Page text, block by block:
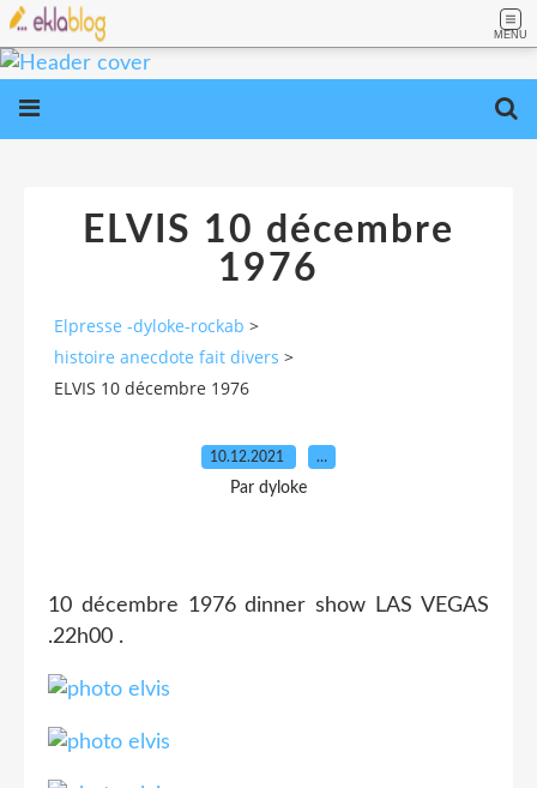
MENU
ELVIS 10 décembre
1976
Elpresse -dyloke-rockab >
histoire anecdote fait divers >
ELVIS 10 décembre 1976
10.12.2021 …
Par dyloke
10 décembre 1976 dinner show LAS VEGAS
.22h00 .